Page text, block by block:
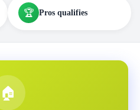
🏆 Pros qualifies
🏠